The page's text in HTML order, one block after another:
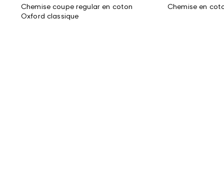
Chemise coupe regular en coton
Oxford classique
Chemise en